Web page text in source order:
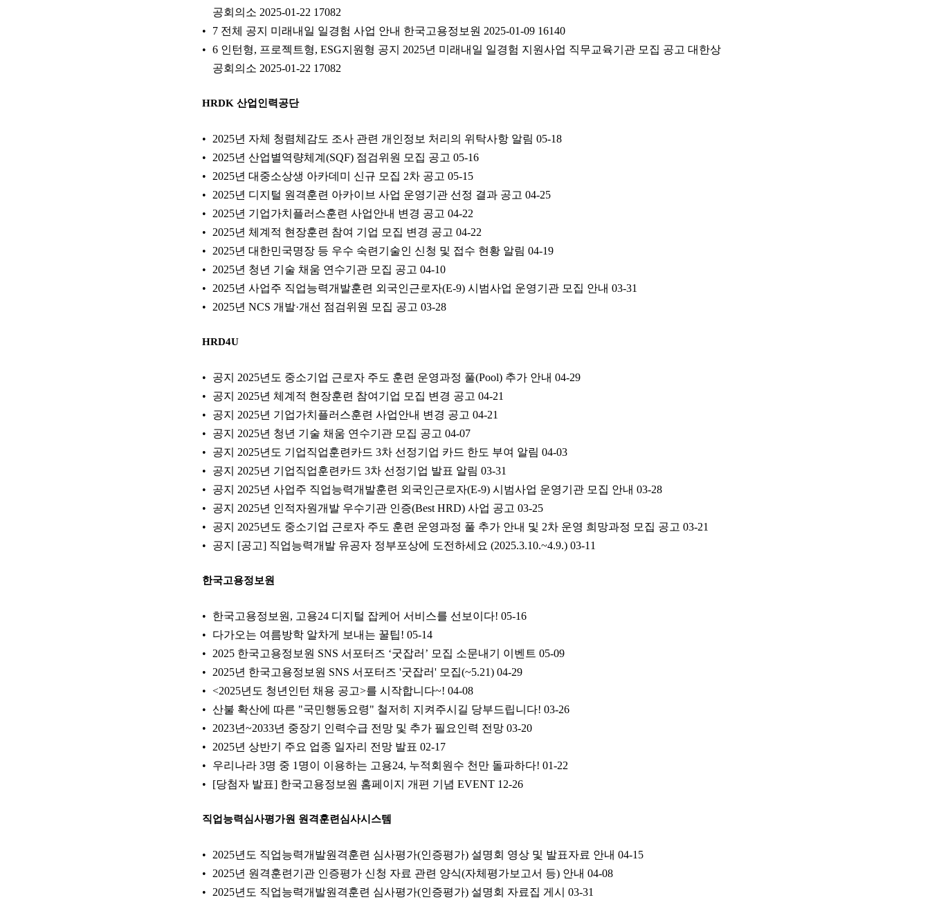
공회의소 2025-01-22 17082
7 전체 공지 미래내일 일경험 사업 안내 한국고용정보원 2025-01-09 16140
6 인턴형, 프로젝트형, ESG지원형 공지 2025년 미래내일 일경험 지원사업 직무교육기관 모집 공고 대한상
공회의소 2025-01-22 17082
HRDK 산업인력공단
2025년 자체 청렴체감도 조사 관련 개인정보 처리의 위탁사항 알림 05-18
2025년 산업별역량체계(SQF) 점검위원 모집 공고 05-16
2025년 대중소상생 아카데미 신규 모집 2차 공고 05-15
2025년 디지털 원격훈련 아카이브 사업 운영기관 선정 결과 공고 04-25
2025년 기업가치플러스훈련 사업안내 변경 공고 04-22
2025년 체계적 현장훈련 참여 기업 모집 변경 공고 04-22
2025년 대한민국명장 등 우수 숙련기술인 신청 및 접수 현황 알림 04-19
2025년 청년 기술 채움 연수기관 모집 공고 04-10
2025년 사업주 직업능력개발훈련 외국인근로자(E-9) 시범사업 운영기관 모집 안내 03-31
2025년 NCS 개발·개선 점검위원 모집 공고 03-28
HRD4U
공지 2025년도 중소기업 근로자 주도 훈련 운영과정 풀(Pool) 추가 안내 04-29
공지 2025년 체계적 현장훈련 참여기업 모집 변경 공고 04-21
공지 2025년 기업가치플러스훈련 사업안내 변경 공고 04-21
공지 2025년 청년 기술 채움 연수기관 모집 공고 04-07
공지 2025년도 기업직업훈련카드 3차 선정기업 카드 한도 부여 알림 04-03
공지 2025년 기업직업훈련카드 3차 선정기업 발표 알림 03-31
공지 2025년 사업주 직업능력개발훈련 외국인근로자(E-9) 시범사업 운영기관 모집 안내 03-28
공지 2025년 인적자원개발 우수기관 인증(Best HRD) 사업 공고 03-25
공지 2025년도 중소기업 근로자 주도 훈련 운영과정 풀 추가 안내 및 2차 운영 희망과정 모집 공고 03-21
공지 [공고] 직업능력개발 유공자 정부포상에 도전하세요 (2025.3.10.~4.9.) 03-11
한국고용정보원
한국고용정보원, 고용24 디지털 잡케어 서비스를 선보이다! 05-16
다가오는 여름방학 알차게 보내는 꿀팁! 05-14
2025 한국고용정보원 SNS 서포터즈 ‘굿잡러’ 모집 소문내기 이벤트 05-09
2025년 한국고용정보원 SNS 서포터즈 '굿잡러' 모집(~5.21) 04-29
<2025년도 청년인턴 채용 공고>를 시작합니다~! 04-08
산불 확산에 따른 "국민행동요령" 철저히 지켜주시길 당부드립니다! 03-26
2023년~2033년 중장기 인력수급 전망 및 추가 필요인력 전망 03-20
2025년 상반기 주요 업종 일자리 전망 발표 02-17
우리나라 3명 중 1명이 이용하는 고용24, 누적회원수 천만 돌파하다! 01-22
[당첨자 발표] 한국고용정보원 홈페이지 개편 기념 EVENT 12-26
직업능력심사평가원 원격훈련심사시스템
2025년도 직업능력개발원격훈련 심사평가(인증평가) 설명회 영상 및 발표자료 안내 04-15
2025년 원격훈련기관 인증평가 신청 자료 관련 양식(자체평가보고서 등) 안내 04-08
2025년도 직업능력개발원격훈련 심사평가(인증평가) 설명회 자료집 게시 03-31